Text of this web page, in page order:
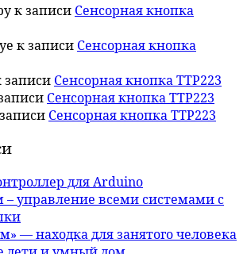
к записи Сенсорная кнопка
к записи Сенсорная кнопка
записи Сенсорная кнопка TTP223
Сенсорная кнопка TTP223
Сенсорная кнопка TTP223
для Arduino
управление всеми системами с
— находка для занятого человека